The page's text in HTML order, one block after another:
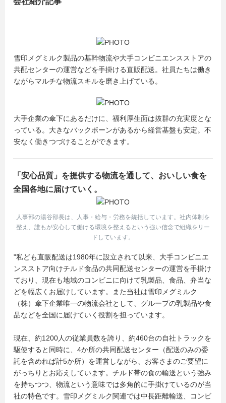
雪印メグミルク製品の基幹物流や大手コンビニエンスストアの
共配センターの運営などを手掛ける直販配送。社員たちは働き
ながらマルチな物流スキルを磨き上げている。
大手企業の傘下にあるだけに、福利厚生面は抜群の充実度とな
っている。大きなバックボーンがあるから経営基盤も安定。不
安なく働きつづけることができます。
「安心品質」を提供する物流を通して、おいしい食を
全国各地に届けていく。
人事部の湯谷部長は、人事・給与・労務を統括しています。社内体制を
整え、誰もが安心して働ける環境を整えるという強い信念で組織をリー
ドしています。
"私ども直販配送は1980年に設立されて以来、大手コンビニエ
ンスストア向けチルド食品の共同配送センターの運営を手掛け
ており、現在も地域のコンビニに向けて乳製品、食品、弁当な
どを幅広くお届けしています。また当社は雪印メグミルク
（株）傘下企業唯一の物流会社として、グループの乳製品や食
品などを全国に届けていく役割を担っています。
現在、約1200人の従業員数を誇り、約460台の自社トラックを
駆使すると同時に、4か所の共同配送センター（配送のみの委
託を含めれば計5か所）を運営しながら、お客さまのご要望に
がっちりとお応えしています。チルド帯の食の輸送という強み
を持ちつつ、物流という意味では多角的に手掛けているのが当
社の特色です。雪印メグミルク関連では中長距離輸送、コンビ